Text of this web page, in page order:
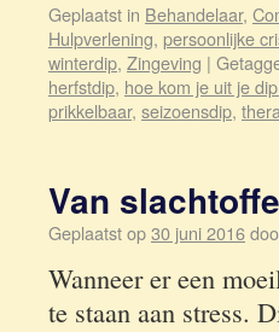
Geplaatst in Behandelaar,
Hulpverlening, persoonlijke
winterdip, Zingeving |
herfstdip, hoe kom je uit je
prikkelbaar, seizoensdip,
Van
Geplaatst op30 juni 2016
Wanneer er een
te staan aan stress.